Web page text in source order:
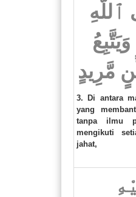
مَّرِيدٍ
3. Di antara
yang
tanpa ilmu
mengikuti
jahat,